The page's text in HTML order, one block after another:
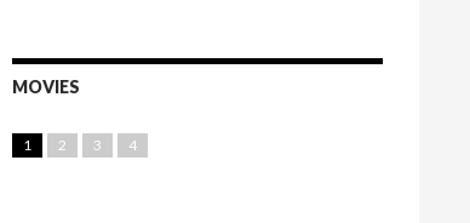
MOVIES
1 2 3 4